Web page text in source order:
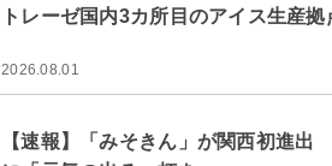
トレーゼ国内3カ所目のアイス生産拠
2026.08.01
【速報】「みそきん」が関西初進出